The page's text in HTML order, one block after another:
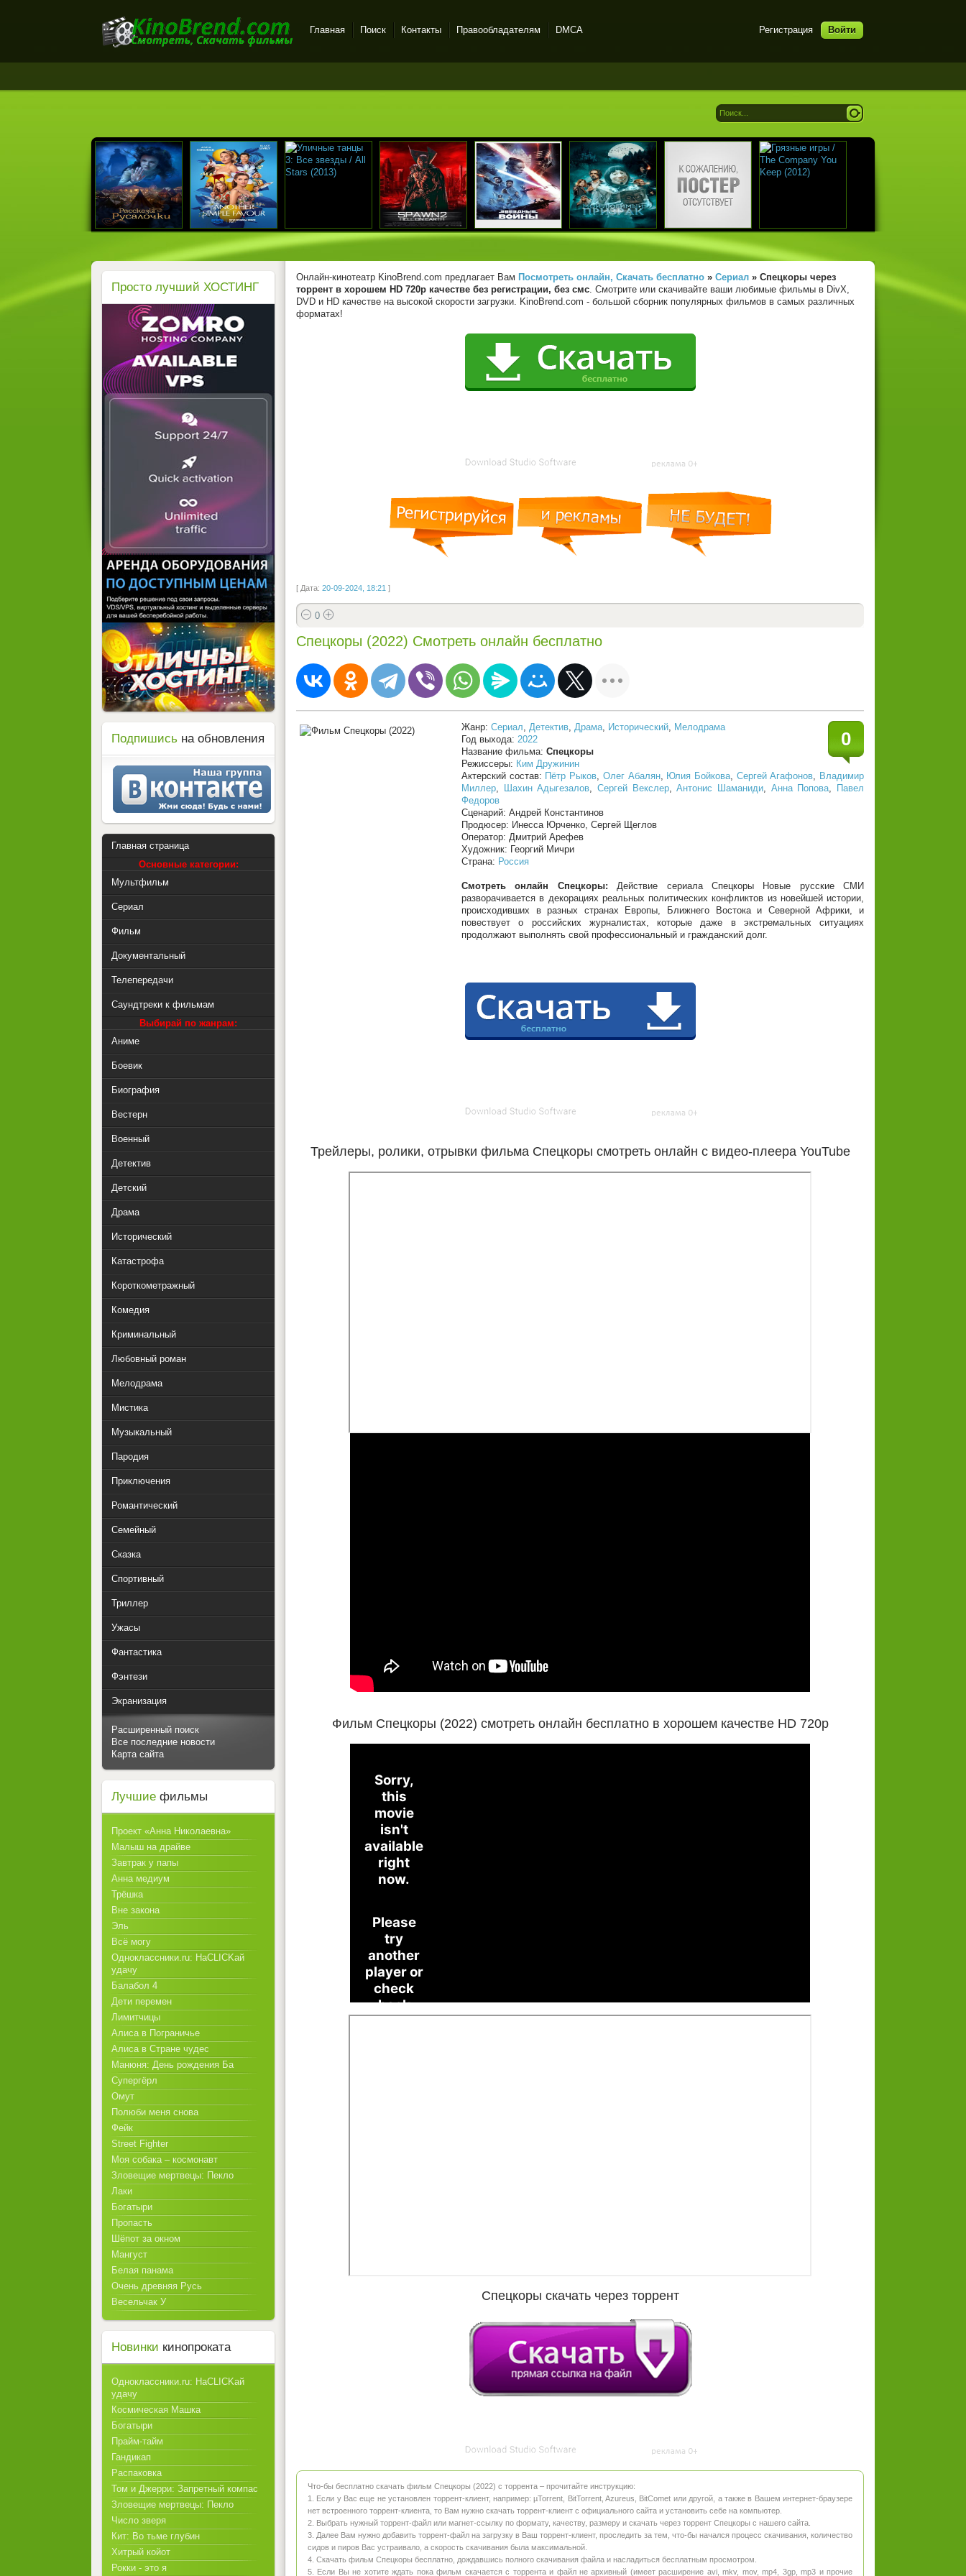
бесплатный просмотр
Регистрация Войти
Главная Поиск Контакты Правообладателям DMCA
Онлайн-кинотеатр KinoBrend.com предлагает Вам Посмотреть онлайн, Скачать бесплатно » Сериал » Спецкоры через
торрент в хорошем HD 720p качестве без регистрации, без смс. Смотрите или скачивайте ваши любимые фильмы в DivX,
DVD и HD качестве на высокой скорости загрузки. KinoBrend.com - большой сборник популярных фильмов в самых различных
форматах!
[ Дата: 20-09-2024, 18:21 ]
0
Спецкоры (2022) Смотреть онлайн бесплатно
0
Жанр: Сериал, Детектив, Драма, Исторический, Мелодрама
Год выхода: 2022
Название фильма: Спецкоры
Режиссеры: Ким Дружинин
Актерский состав: Пётр Рыков, Олег Абалян, Юлия Бойкова, Сергей Агафонов, Владимир
Миллер, Шахин Адыгезалов,Сергей Векслер,Антонис Шаманиди, Анна Попова,
Павел
Федоров
Сценарий: Андрей Константинов
Продюсер: Инесса Юрченко, Сергей Щеглов
Оператор: Дмитрий Арефев
Художник: Георгий Мичри
Страна: Россия
Смотреть онлайн Спецкоры: Действие сериала Спецкоры Новые русские СМИ
разворачивается в декорациях реальных политических конфликтов из новейшей истории,
происходивших в разных странах Европы, Ближнего Востока и Северной Африки, и
повествует о российских журналистах, которые даже в экстремальных ситуациях
продолжают выполнять свой профессиональный и гражданский долг.
Трейлеры, ролики, отрывки фильма Спецкоры смотреть онлайн с видео-плеера YouTube
Фильм Спецкоры (2022) смотреть онлайн бесплатно в хорошем качестве HD 720p
Спецкоры скачать через торрент
Что-бы бесплатно скачать фильм Спецкоры (2022) с торрента – прочитайте инструкцию:
1. Если у Вас еще не установлен торрент-клиент, например: µTorrent, BitTorrent, Azureus, BitComet или другой, а также в Вашем интернет-браузере
нет встроенного торрент-клиента, то Вам нужно скачать торрент-клиент с официального сайта и установить себе на компьютер.
2. Выбрать нужный торрент-файл или магнет-ссылку по формату, качеству, размеру и скачать через торрент Спецкоры с нашего сайта.
3. Далее Вам нужно добавить торрент-файл на загрузку в Ваш торрент-клиент, проследить за тем, что-бы начался процесс скачивания, количество
сидов и пиров Вас устраивало, а скорость скачивания была максимальной.
4. Скачать фильм Спецкоры бесплатно, дождавшись полного скачивания файла и насладиться бесплатным просмотром.
5. Если Вы не хотите ждать пока фильм скачается с торрента и файл не архивный (имеет расширение avi, mkv, mov, mp4, 3gp, mp3 и прочие
Просто лучший ХОСТИНГ
Подпишись на обновления
Главная страница
Основные категории:
Мультфильм
Сериал
Фильм
Документальный
Телепередачи
Саундтреки к фильмам
Выбирай по жанрам:
Аниме
Боевик
Биография
Вестерн
Военный
Детектив
Детский
Драма
Исторический
Катастрофа
Короткометражный
Комедия
Криминальный
Любовный роман
Мелодрама
Мистика
Музыкальный
Пародия
Приключения
Романтический
Семейный
Сказка
Спортивный
Триллер
Ужасы
Фантастика
Фэнтези
Экранизация
Расширенный поиск
Все последние новости
Карта сайта
Лучшие фильмы
Проект «Анна Николаевна»
Малыш на драйве
Завтрак у папы
Анна медиум
Трёшка
Вне закона
Эль
Всё могу
Одноклассники.ru: НаCLICKай
удачу
Балабол 4
Дети перемен
Лимитчицы
Алиса в Пограничье
Алиса в Стране чудес
Манюня: День рождения Ба
Супергёрл
Омут
Полюби меня снова
Фейк
Street Fighter
Моя собака – космонавт
Зловещие мертвецы: Пекло
Лаки
Богатыри
Пропасть
Шёпот за окном
Мангуст
Белая панама
Очень древняя Русь
Весельчак У
Новинки кинопроката
Одноклассники.ru: НаCLICKай
удачу
Космическая Машка
Богатыри
Прайм-тайм
Гандикап
Распаковка
Том и Джерри: Запретный компас
Зловещие мертвецы: Пекло
Число зверя
Кит: Во тьме глубин
Хитрый койот
Рокки - это я